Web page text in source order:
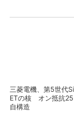
三菱電機、第5世代
ETの核 オン抵抗25
自構造